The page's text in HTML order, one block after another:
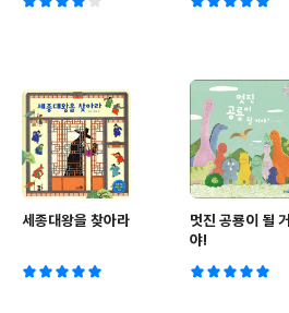
세종대왕을 찾아라
멋진 공룡이 될 거
야!